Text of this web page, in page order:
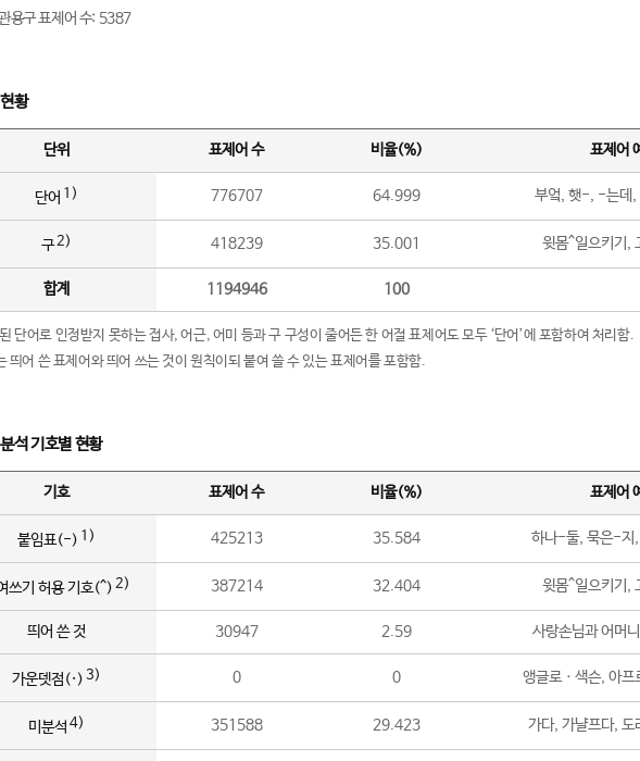
용구 표제어 수: 5387
황
단위 표제어 수 비율(%) 표제어 예
단어 1) 776707 64.999 부엌, 햇-, -는데,
구2) 418239 35.001 윗몸^일으키기,
합계 1194946 100
단어로 인정받지 못하는 접사, 어근, 어미 등과 구 구성이 줄어든 한 어절 표제어도 모두 ‘단어’에 포함하여 처리함.
띄어 쓴 표제어와 띄어 쓰는 것이 원칙이되 붙여 쓸 수 있는 표제어를 포함함.
석 기호별 현황
기호 표제어 수 비율(%) 표제어 예
붙임표(-) 1) 425213 35.584 하나-둘, 묵은-지
쓰기 허용 기호(^) 2) 387214 32.404 윗몸^일으키기,
띄어 쓴 것 30947 2.59 사랑손님과 어머
가운뎃점(·) 3) 0 0 앵글로ㆍ색슨, 아프
미분석 4) 351588 29.423 가다, 가냘프다, 도